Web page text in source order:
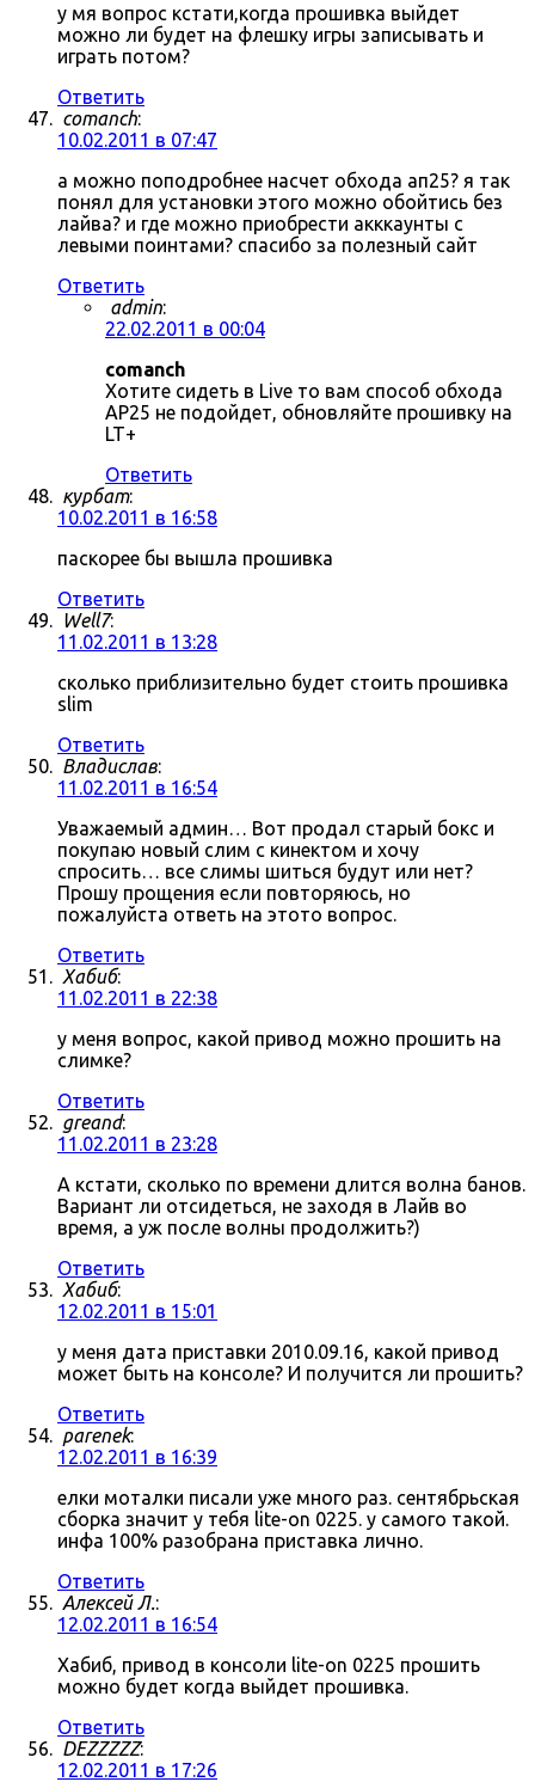
у мя вопрос кстати,когда прошивка выйдет
можно ли будет на флешку игры записывать и
играть потом?
Ответить
comanch:
10.02.2011 в 07:47
а можно поподробнее насчет обхода ап25? я так
понял для установки этого можно обойтись без
лайва? и где можно приобрести акккаунты с
левыми поинтами? спасибо за полезный сайт
Ответить
admin:
22.02.2011 в 00:04
comanch
Хотите сидеть в Live то вам способ обхода
AP25 не подойдет, обновляйте прошивку на
LT+
Ответить
курбат:
10.02.2011 в 16:58
паскорее бы вышла прошивка
Ответить
Well7:
11.02.2011 в 13:28
сколько приблизительно будет стоить прошивка
slim
Ответить
Владислав:
11.02.2011 в 16:54
Уважаемый админ… Вот продал старый бокс и
покупаю новый слим с кинектом и хочу
спросить… все слимы шиться будут или нет?
Прошу прощения если повторяюсь, но
пожалуйста ответь на этото вопрос.
Ответить
Хабиб:
11.02.2011 в 22:38
у меня вопрос, какой привод можно прошить на
слимке?
Ответить
greand:
11.02.2011 в 23:28
А кстати, сколько по времени длится волна банов.
Вариант ли отсидеться, не заходя в Лайв во
время, а уж после волны продолжить?)
Ответить
Хабиб:
12.02.2011 в 15:01
у меня дата приставки 2010.09.16, какой привод
может быть на консоле? И получится ли прошить?
Ответить
parenek:
12.02.2011 в 16:39
елки моталки писали уже много раз. сентябрьская
сборка значит у тебя lite-on 0225. у самого такой.
инфа 100% разобрана приставка лично.
Ответить
Алексей Л.:
12.02.2011 в 16:54
Хабиб, привод в консоли lite-on 0225 прошить
можно будет когда выйдет прошивка.
Ответить
DEZZZZZ:
12.02.2011 в 17:26